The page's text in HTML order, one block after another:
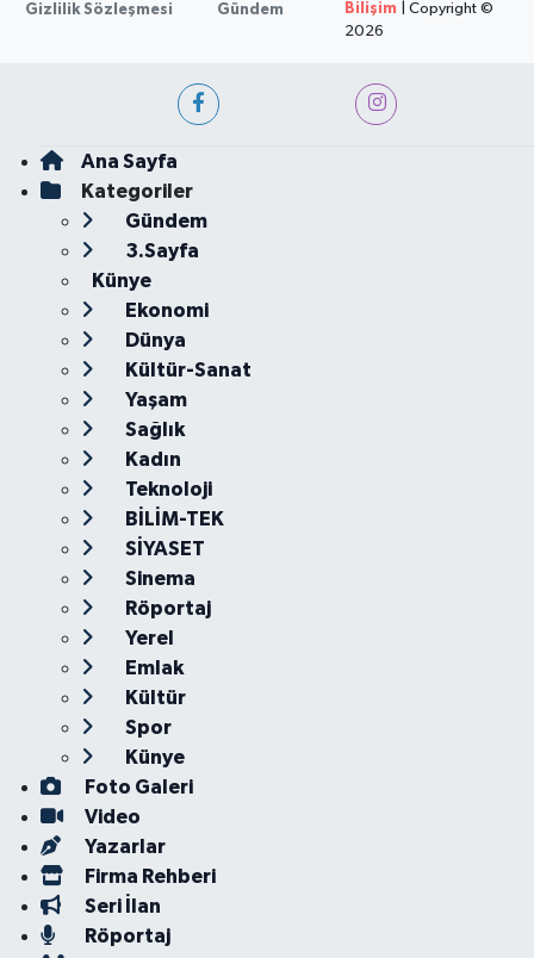
Gizlilik Sözleşmesi
Gündem
Bilişim | Copyright ©
2026
Ana Sayfa
Kategoriler
Gündem
3.Sayfa
Künye
Ekonomi
Dünya
Kültür-Sanat
Yaşam
Sağlık
Kadın
Teknoloji
BİLİM-TEK
SİYASET
Sinema
Röportaj
Yerel
Emlak
Kültür
Spor
Künye
Foto Galeri
Video
Yazarlar
Firma Rehberi
Seri İlan
Röportaj